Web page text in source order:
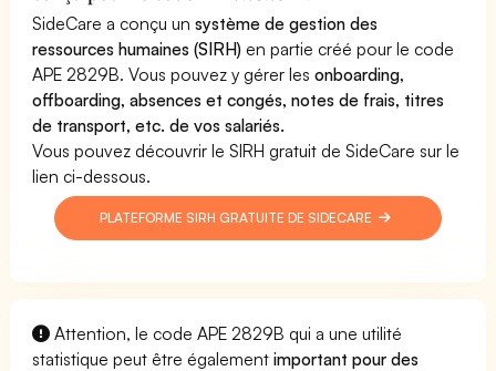
SideCare a conçu unsystème de gestion des
ressources humaines (SIRH) en partie créé pour le code
APE 2829B. Vous pouvez y gérer lesonboarding,
offboarding, absences et congés, notes de frais, titres
de transport, etc. de vos salariés.
Vous pouvez découvrir le SIRH gratuit de SideCare sur le
lien ci-dessous.
PLATEFORME SIRH GRATUITE DE SIDECARE
Attention, le code APE 2829B qui a une utilité
statistique peut être égalementimportant pour des